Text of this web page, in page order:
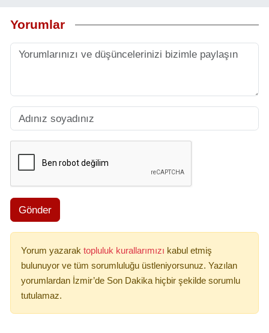
Yorumlar
Gönder
Yorum yazarak topluluk kurallarımızı kabul etmiş
bulunuyor ve tüm sorumluluğu üstleniyorsunuz. Yazılan
yorumlardan İzmir’de Son Dakika hiçbir şekilde sorumlu
tutulamaz.